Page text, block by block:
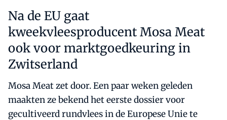
Na de EU gaat
kweekvleesproducent Mosa Meat
ook voor marktgoedkeuring in
Zwitserland
Mosa Meat zet door. Een paar weken geleden
maakten ze bekend het eerste dossier voor
gecultiveerd rundvlees in de Europese Unie te